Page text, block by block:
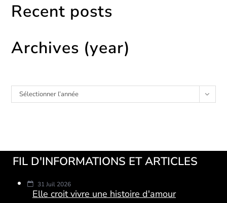
Recent posts
Archives (year)
Sélectionner l’année
FIL D'INFORMATIONS ET ARTICLES
31 Juil 2026
Elle croit vivre une histoire d'amour